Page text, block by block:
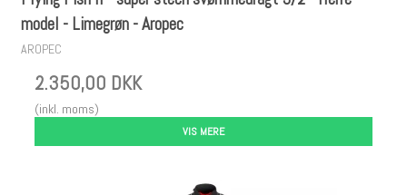
model - Limegrøn - Aropec
AROPEC
2.350,00 DKK
(inkl. moms)
VIS MERE